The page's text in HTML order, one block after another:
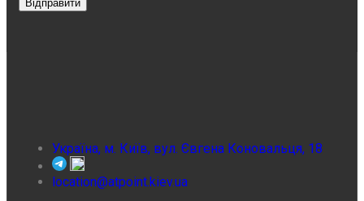
Україна, м. Київ, вул. Євгена Коновальця, 18
location@atpoint.kiev.ua